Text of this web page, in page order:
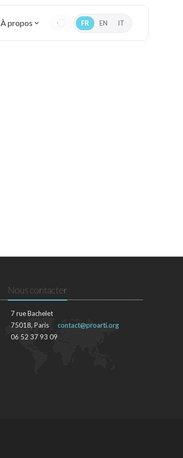
À propos FR EN IT
Nous contacter
7 rue Bachelet
75018, Paris
06 52 37 93 09
contact@proarti.org